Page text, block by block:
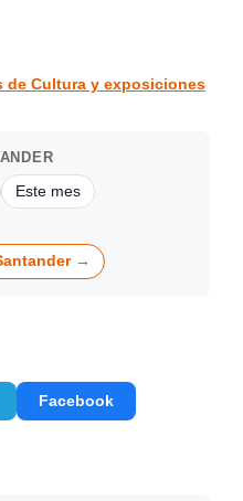
de Cultura y exposiciones
Este mes
→
Facebook